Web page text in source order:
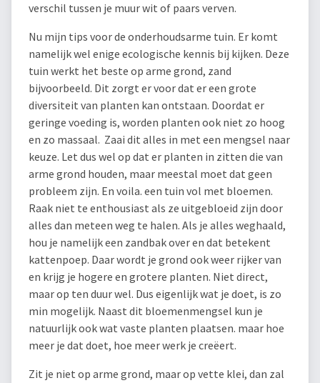
verschil tussen je muur wit of paars verven.
Nu mijn tips voor de onderhoudsarme tuin. Er komt
namelijk wel enige ecologische kennis bij kijken. Deze
tuin werkt het beste op arme grond, zand
bijvoorbeeld. Dit zorgt er voor dat er een grote
diversiteit van planten kan ontstaan. Doordat er
geringe voeding is, worden planten ook niet zo hoog
en zo massaal. Zaai dit alles in met een mengsel naar
keuze. Let dus wel op dat er planten in zitten die van
arme grond houden, maar meestal moet dat geen
probleem zijn. En voila. een tuin vol met bloemen.
Raak niet te enthousiast als ze uitgebloeid zijn door
alles dan meteen weg te halen. Als je alles weghaald,
hou je namelijk een zandbak over en dat betekent
kattenpoep. Daar wordt je grond ook weer rijker van
en krijg je hogere en grotere planten. Niet direct,
maar op ten duur wel. Dus eigenlijk wat je doet, is zo
min mogelijk. Naast dit bloemenmengsel kun je
natuurlijk ook wat vaste planten plaatsen. maar hoe
meer je dat doet, hoe meer werk je creëert.
Zit je niet op arme grond, maar op vette klei, dan zal